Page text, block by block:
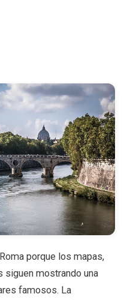
porque los mapas,
mostrando una
famosos. La